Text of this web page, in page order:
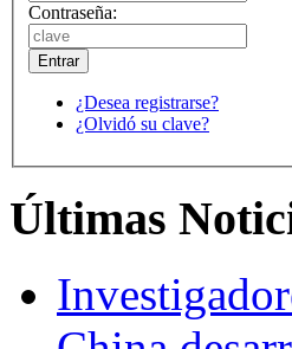
Contraseña:
¿Desea registrarse?
¿Olvidó su clave?
Últimas